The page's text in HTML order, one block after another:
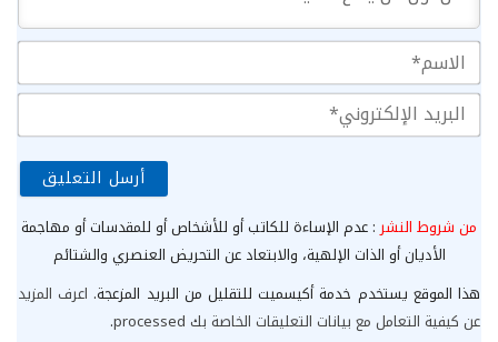
من شروط النشر : عدم الإساءة للكاتب أو للأشخاص أو للمقدسات أو مهاجمة
الأديان أو الذات الإلهية، والابتعاد عن التحريض العنصري والشتائم
هذا الموقع يستخدم خدمة أكيسميت للتقليل من البريد المزعجة. اعرف المزيد
عن كيفية التعامل مع بيانات التعليقات الخاصة بك processed
.